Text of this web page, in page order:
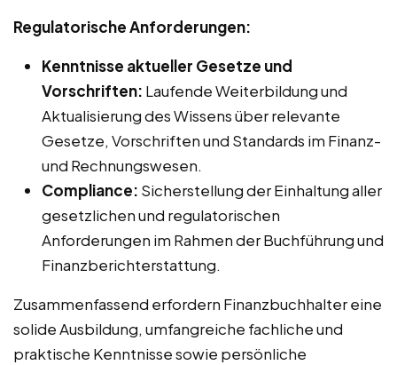
Regulatorische Anforderungen:
Kenntnisse aktueller Gesetze und
Vorschriften: Laufende Weiterbildung und
Aktualisierung des Wissens über relevante
Gesetze, Vorschriften und Standards im Finanz-
und Rechnungswesen.
Compliance: Sicherstellung der Einhaltung aller
gesetzlichen und regulatorischen
Anforderungen im Rahmen der Buchführung und
Finanzberichterstattung.
Zusammenfassend erfordern Finanzbuchhalter eine
solide Ausbildung, umfangreiche fachliche und
praktische Kenntnisse sowie persönliche